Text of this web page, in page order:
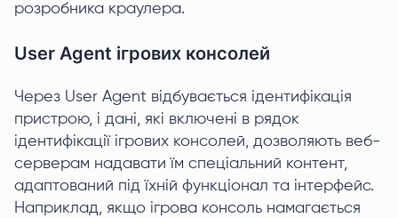
розробника краулера.
User Agent ігрових консолей
Через User Agent відбувається ідентифікація
пристрою, і дані, які включені в рядок
ідентифікації ігрових консолей, дозволяють веб-
серверам надавати їм спеціальний контент,
адаптований під їхній функціонал та інтерфейс.
Наприклад, якщо ігрова консоль намагається